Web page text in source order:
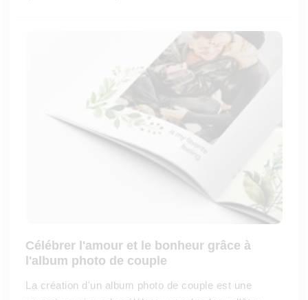
Célébrer l'amour et le bonheur grâce à
l'album photo de couple
La création d'un album photo de couple est une